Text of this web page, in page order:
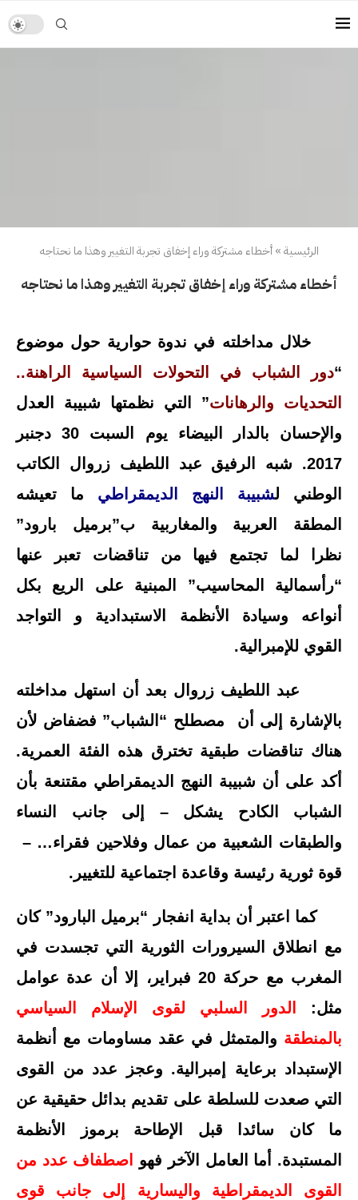
الرئيسية»أخطاء مشتركة وراء إخفاق تجربة التغيير وهذا ما نحتاجه
أخطاء مشتركة وراء إخفاق تجربة التغيير وهذا ما نحتاجه
خلال مداخلته في ندوة حوارية حول موضوع
“دور الشباب في التحولات السياسية الراهنة..
التحديات والرهانات” التي نظمتها شبيبة العدل
والإحسان بالدار البيضاء يوم السبت 30 دجنبر
2017. شبه الرفيق عبد اللطيف زروال الكاتب
الوطني لشبيبة النهج الديمقراطي ما تعيشه
المطقة العربية والمغاربية ب”برميل بارود”
نظرا لما تجتمع فيها من تناقضات تعبر عنها
“رأسمالية المحاسيب” المبنية على الريع بكل
أنواعه وسيادة الأنظمة الاستبدادية و التواجد
القوي للإمبرالية.
عبد اللطيف زروال بعد أن استهل مداخلته
بالإشارة إلى أن مصطلح “الشباب” فضفاض لأن
هناك تناقضات طبقية تخترق هذه الفئة العمرية.
أكد على أن شبيبة النهج الديمقراطي مقتنعة بأن
الشباب الكادح يشكل – إلى جانب النساء
والطبقات الشعبية من عمال وفلاحين فقراء… –
قوة ثورية رئيسة وقاعدة اجتماعية للتغيير.
كما اعتبر أن بداية انفجار “برميل البارود” كان
مع انطلاق السيرورات الثورية التي تجسدت في
المغرب مع حركة 20 فبراير، إلا أن عدة عوامل
مثل:
الدور السلبي لقوى الإسلام السياسي
بالمنطقة والمتمثل في عقد مساومات مع أنظمة
الإستبداد برعاية إمبرالية. وعجز عدد من القوى
التي صعدت للسلطة على تقديم بدائل حقيقية عن
ما كان سائدا قبل الإطاحة برموز الأنظمة
المستبدة. أما العامل الآخر فهو
اصطفاف عدد من
القوى الديمقراطية واليسارية إلى جانب قوى